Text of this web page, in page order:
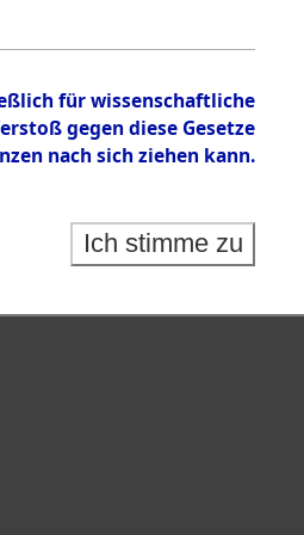
für wissenschaftliche
gegen diese Gesetze
nach sich ziehen kann.
Ich stimme zu